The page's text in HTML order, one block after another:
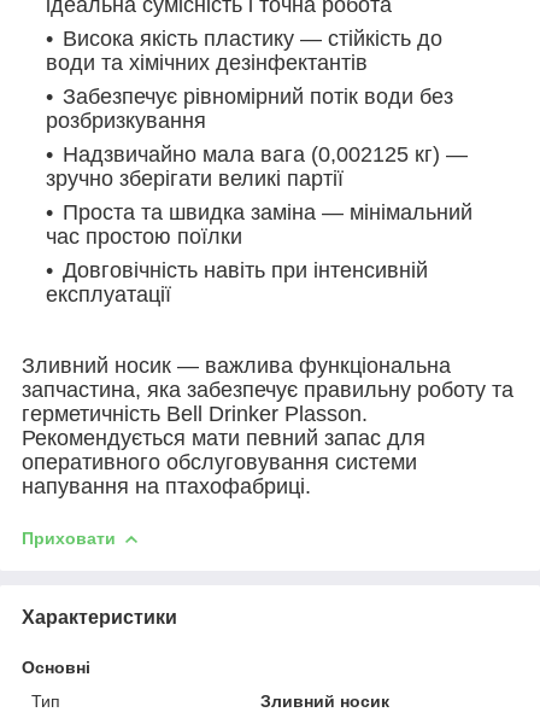
ідеальна сумісність і точна робота
Висока якість пластику — стійкість до
води та хімічних дезінфектантів
Забезпечує рівномірний потік води без
розбризкування
Надзвичайно мала вага (0,002125 кг) —
зручно зберігати великі партії
Проста та швидка заміна — мінімальний
час простою поїлки
Довговічність навіть при інтенсивній
експлуатації
Зливний носик — важлива функціональна
запчастина, яка забезпечує правильну роботу та
герметичність Bell Drinker Plasson.
Рекомендується мати певний запас для
оперативного обслуговування системи
напування на птахофабриці.
Приховати
Характеристики
Основні
Тип
Зливний носик